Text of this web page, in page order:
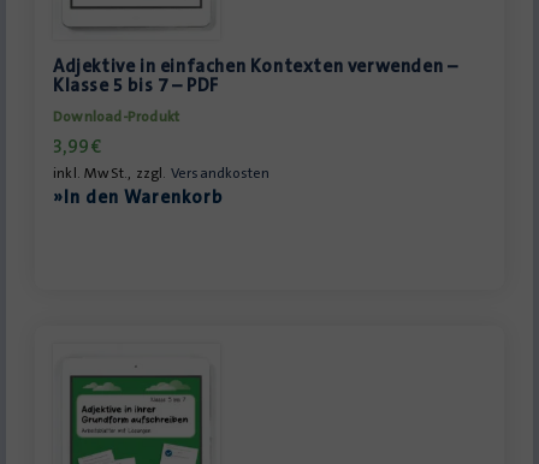
Adjektive in einfachen Kontexten verwenden –
Klasse 5 bis 7 – PDF
Download-Produkt
3,99€
inkl. MwSt., zzgl. Versandkosten
»In den Warenkorb